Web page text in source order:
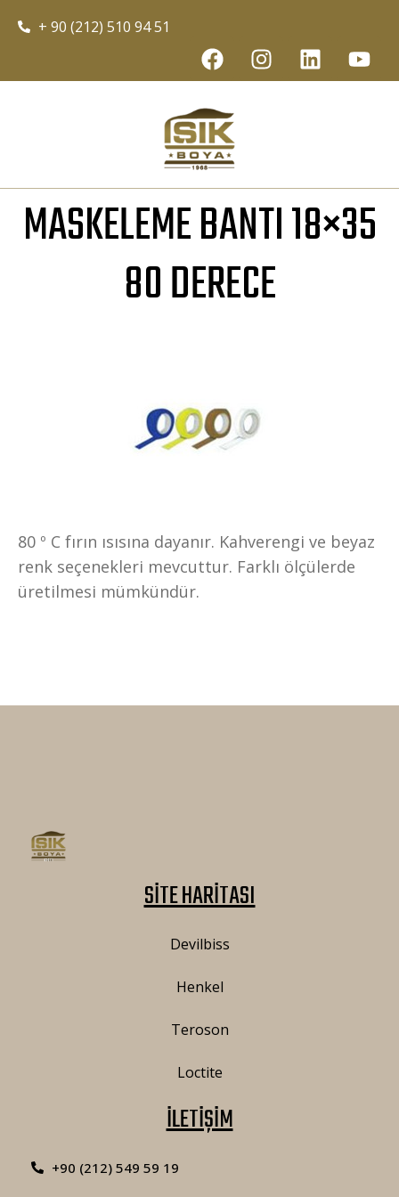
+ 90 (212) 510 94 51
MASKELEME BANTI 18×35
80 DERECE
80 º C fırın ısısına dayanır. Kahverengi ve beyaz
renk seçenekleri mevcuttur. Farklı ölçülerde
üretilmesi mümkündür.
SİTE HARİTASI
Devilbiss
Henkel
Teroson
Loctite
İLETİŞİM
+90 (212) 549 59 19